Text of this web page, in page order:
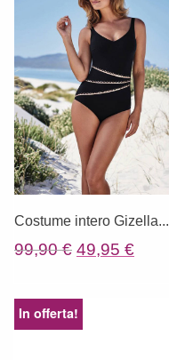
Costume intero Gizella...
99,90€ Il
originale
era:
49,95 €Il
In offerta!